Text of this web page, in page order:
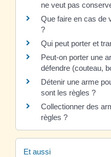
ne veut pas
Que faire en cas de
?
Qui peut porter et
Peut-on porter une
défendre (couteau,
Détenir une arme
sont les règles ?
Collectionner des
règles ?
Et aussi